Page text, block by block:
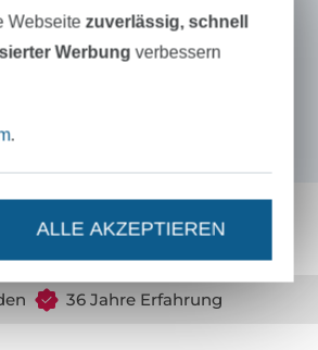
bereits in die
36 Jahre Erfahrung
Webseite zuverlässig, schnell
Werbung verbessern
.
ALLE AKZEPTIEREN